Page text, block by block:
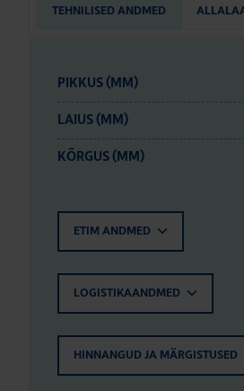
TEHNILISED ANDMED
PIKKUS (MM)
LAIUS (MM)
KÕRGUS (MM)
ETIM ANDMED
LOGISTIKAANDMED
HINNANGUD JA MÄRGISTUSED